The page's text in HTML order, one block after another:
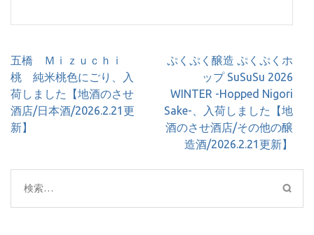
投
稿
ナ
ビ
ゲ
ン
五橋 Ｍｉｚｕｃｈｉ
桃 純米桃色にごり、入
荷しました【地酒のさせ
酒店/日本酒/2026.2.21更
新】
ぷくぷく醸造 ぷくぷくホ
ップ SuSuSu 2026
WINTER -Hopped Nigori
Sake-、入荷しました【地
酒のさせ酒店/その他の醸
造酒/2026.2.21更新】
検
索: